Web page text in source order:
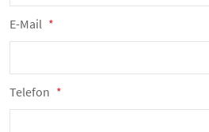
E-Mail *
Telefon *